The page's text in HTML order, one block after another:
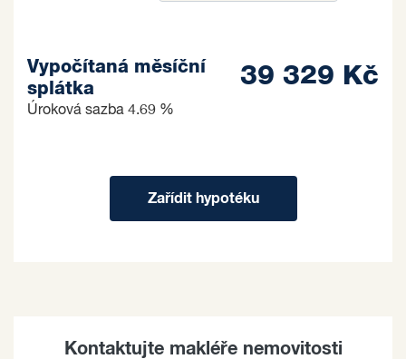
Vypočítaná měsíční
splátka
Úroková sazba 4.69 %
39 329 Kč
Zařídit hypotéku
Kontaktujte makléře nemovitosti